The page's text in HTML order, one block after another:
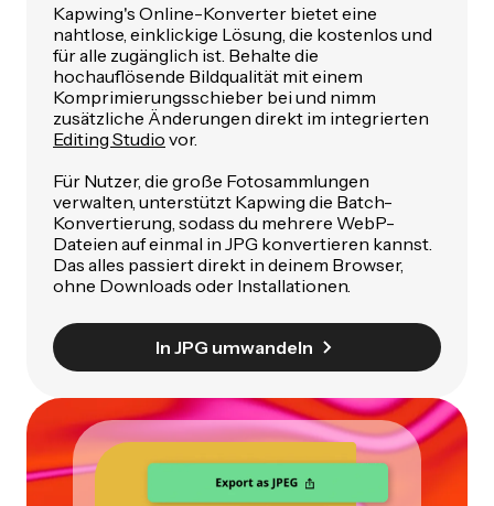
Kapwing's Online-Konverter bietet eine
nahtlose, einklickige Lösung, die kostenlos und
für alle zugänglich ist. Behalte die
hochauflösende Bildqualität mit einem
Komprimierungsschieber bei und nimm
zusätzliche Änderungen direkt im integrierten
Editing Studio vor.
Für Nutzer, die große Fotosammlungen
verwalten, unterstützt Kapwing die Batch-
Konvertierung, sodass du mehrere WebP-
Dateien auf einmal in JPG konvertieren kannst.
Das alles passiert direkt in deinem Browser,
ohne Downloads oder Installationen.
In JPG umwandeln